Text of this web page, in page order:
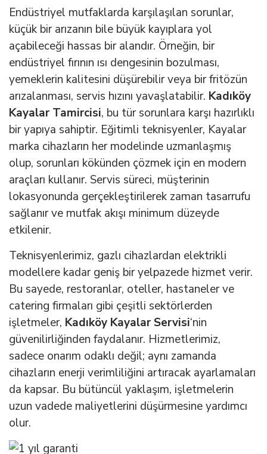
Endüstriyel mutfaklarda karşılaşılan sorunlar,
küçük bir arızanın bile büyük kayıplara yol
açabileceği hassas bir alandır. Örneğin, bir
endüstriyel fırının ısı dengesinin bozulması,
yemeklerin kalitesini düşürebilir veya bir fritözün
arızalanması, servis hızını yavaşlatabilir. Kadıköy
Kayalar Tamircisi, bu tür sorunlara karşı hazırlıklı
bir yapıya sahiptir. Eğitimli teknisyenler, Kayalar
marka cihazların her modelinde uzmanlaşmış
olup, sorunları kökünden çözmek için en modern
araçları kullanır. Servis süreci, müşterinin
lokasyonunda gerçekleştirilerek zaman tasarrufu
sağlanır ve mutfak akışı minimum düzeyde
etkilenir.
Teknisyenlerimiz, gazlı cihazlardan elektrikli
modellere kadar geniş bir yelpazede hizmet verir.
Bu sayede, restoranlar, oteller, hastaneler ve
catering firmaları gibi çeşitli sektörlerden
işletmeler, Kadıköy Kayalar Servisi‘nin
güvenilirliğinden faydalanır. Hizmetlerimiz,
sadece onarım odaklı değil; aynı zamanda
cihazların enerji verimliliğini artıracak ayarlamaları
da kapsar. Bu bütüncül yaklaşım, işletmelerin
uzun vadede maliyetlerini düşürmesine yardımcı
olur.